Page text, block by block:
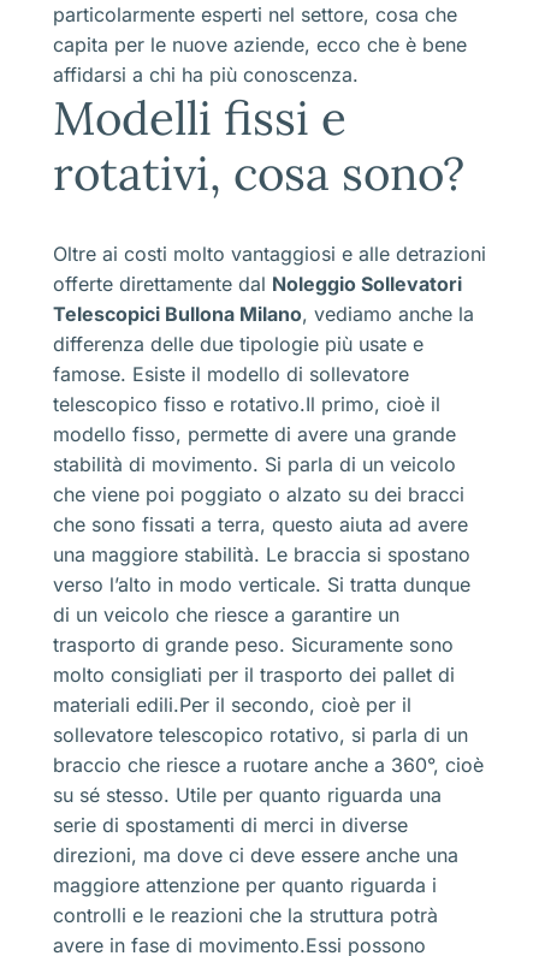
particolarmente esperti nel settore, cosa che
capita per le nuove aziende, ecco che è bene
affidarsi a chi ha più conoscenza.
Modelli fissi e
rotativi, cosa sono?
Oltre ai costi molto vantaggiosi e alle detrazioni
offerte direttamente dal Noleggio Sollevatori
Telescopici Bullona Milano, vediamo anche la
differenza delle due tipologie più usate e
famose. Esiste il modello di sollevatore
telescopico fisso e rotativo.Il primo, cioè il
modello fisso, permette di avere una grande
stabilità di movimento. Si parla di un veicolo
che viene poi poggiato o alzato su dei bracci
che sono fissati a terra, questo aiuta ad avere
una maggiore stabilità. Le braccia si spostano
verso l’alto in modo verticale. Si tratta dunque
di un veicolo che riesce a garantire un
trasporto di grande peso. Sicuramente sono
molto consigliati per il trasporto dei pallet di
materiali edili.Per il secondo, cioè per il
sollevatore telescopico rotativo, si parla di un
braccio che riesce a ruotare anche a 360°, cioè
su sé stesso. Utile per quanto riguarda una
serie di spostamenti di merci in diverse
direzioni, ma dove ci deve essere anche una
maggiore attenzione per quanto riguarda i
controlli e le reazioni che la struttura potrà
avere in fase di movimento.Essi possono